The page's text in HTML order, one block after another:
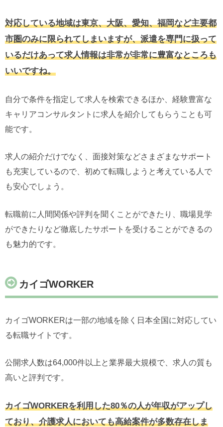
対応している地域は東京、大阪、愛知、福岡など主要都
市圏のみに限られてしまいますが、派遣を専門に扱って
いるだけあって求人情報は非常が非常に豊富なところも
いいですね。
自分で条件を指定して求人を検索できるほか、経験豊富な
キャリアコンサルタントに求人を紹介してもらうことも可
能です。
求人の紹介だけでなく、面接対策などさまざまなサポート
も充実しているので、初めて転職しようと考えている人で
も安心でしょう。
転職前に人間関係や評判を聞くことができたり、職場見学
ができたりなど徹底したサポートを受けることができるの
も魅力的です。
カイゴWORKER
カイゴWORKERは一部の地域を除く日本全国に対応してい
る転職サイトです。
公開求人数は64,000件以上と業界最大規模で、求人の質も
高いと評判です。
カイゴWORKERを利用した80％の人が年収がアップし
ており、介護求人においても高給案件が多数存在しま